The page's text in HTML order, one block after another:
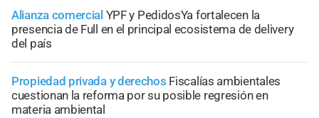
Alianza comercial YPF y PedidosYa fortalecen la
presencia de Full en el principal ecosistema de delivery
del país
Propiedad privada y derechos Fiscalías ambientales
cuestionan la reforma por su posible regresión en
materia ambiental